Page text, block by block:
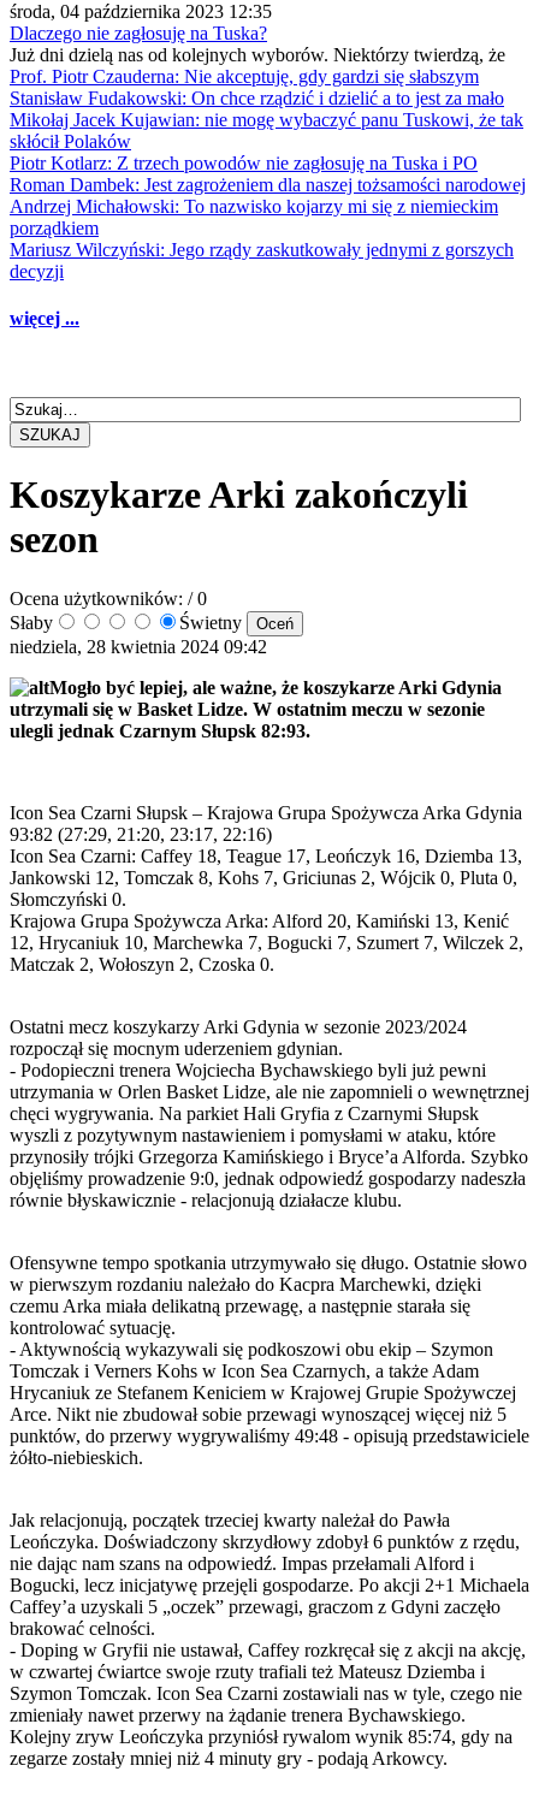
środa, 04 października 2023 12:35
Dlaczego nie zagłosuję na Tuska?
Już dni dzielą nas od kolejnych wyborów. Niektórzy twierdzą, że
Prof. Piotr Czauderna: Nie akceptuję, gdy gardzi się słabszym
Stanisław Fudakowski: On chce rządzić i dzielić a to jest za mało
Mikołaj Jacek Kujawian: nie mogę wybaczyć panu Tuskowi, że tak
skłócił Polaków
Piotr Kotlarz: Z trzech powodów nie zagłosuję na Tuska i PO
Roman Dambek: Jest zagrożeniem dla naszej tożsamości narodowej
Andrzej Michałowski: To nazwisko kojarzy mi się z niemieckim
porządkiem
Mariusz Wilczyński: Jego rządy zaskutkowały jednymi z gorszych
decyzji
więcej ...
SZUKAJ
Koszykarze Arki zakończyli
sezon
Ocena użytkowników: / 0
Słaby
Świetny
niedziela, 28 kwietnia 2024 09:42
Mogło być lepiej, ale ważne, że koszykarze Arki Gdynia
utrzymali się w Basket Lidze. W ostatnim meczu w sezonie
ulegli jednak Czarnym Słupsk 82:93.
Icon Sea Czarni Słupsk – Krajowa Grupa Spożywcza Arka Gdynia
93:82 (27:29, 21:20, 23:17, 22:16)
Icon Sea Czarni: Caffey 18, Teague 17, Leończyk 16, Dziemba 13,
Jankowski 12, Tomczak 8, Kohs 7, Griciunas 2, Wójcik 0, Pluta 0,
Słomczyński 0.
Krajowa Grupa Spożywcza Arka: Alford 20, Kamiński 13, Kenić
12, Hrycaniuk 10, Marchewka 7, Bogucki 7, Szumert 7, Wilczek 2,
Matczak 2, Wołoszyn 2, Czoska 0.
Ostatni mecz koszykarzy Arki Gdynia w sezonie 2023/2024
rozpoczął się mocnym uderzeniem gdynian.
- Podopieczni trenera Wojciecha Bychawskiego byli już pewni
utrzymania w Orlen Basket Lidze, ale nie zapomnieli o wewnętrznej
chęci wygrywania. Na parkiet Hali Gryfia z Czarnymi Słupsk
wyszli z pozytywnym nastawieniem i pomysłami w ataku, które
przynosiły trójki Grzegorza Kamińskiego i Bryce’a Alforda. Szybko
objęliśmy prowadzenie 9:0, jednak odpowiedź gospodarzy nadeszła
równie błyskawicznie - relacjonują działacze klubu.
Ofensywne tempo spotkania utrzymywało się długo. Ostatnie słowo
w pierwszym rozdaniu należało do Kacpra Marchewki, dzięki
czemu Arka miała delikatną przewagę, a następnie starała się
kontrolować sytuację.
- Aktywnością wykazywali się podkoszowi obu ekip – Szymon
Tomczak i Verners Kohs w Icon Sea Czarnych, a także Adam
Hrycaniuk ze Stefanem Keniciem w Krajowej Grupie Spożywczej
Arce. Nikt nie zbudował sobie przewagi wynoszącej więcej niż 5
punktów, do przerwy wygrywaliśmy 49:48 - opisują przedstawiciele
żółto-niebieskich.
Jak relacjonują, początek trzeciej kwarty należał do Pawła
Leończyka. Doświadczony skrzydłowy zdobył 6 punktów z rzędu,
nie dając nam szans na odpowiedź. Impas przełamali Alford i
Bogucki, lecz inicjatywę przejęli gospodarze. Po akcji 2+1 Michaela
Caffey’a uzyskali 5 „oczek” przewagi, graczom z Gdyni zaczęło
brakować celności.
- Doping w Gryfii nie ustawał, Caffey rozkręcał się z akcji na akcję,
w czwartej ćwiartce swoje rzuty trafiali też Mateusz Dziemba i
Szymon Tomczak. Icon Sea Czarni zostawiali nas w tyle, czego nie
zmieniały nawet przerwy na żądanie trenera Bychawskiego.
Kolejny zryw Leończyka przyniósł rywalom wynik 85:74, gdy na
zegarze zostały mniej niż 4 minuty gry - podają Arkowcy.